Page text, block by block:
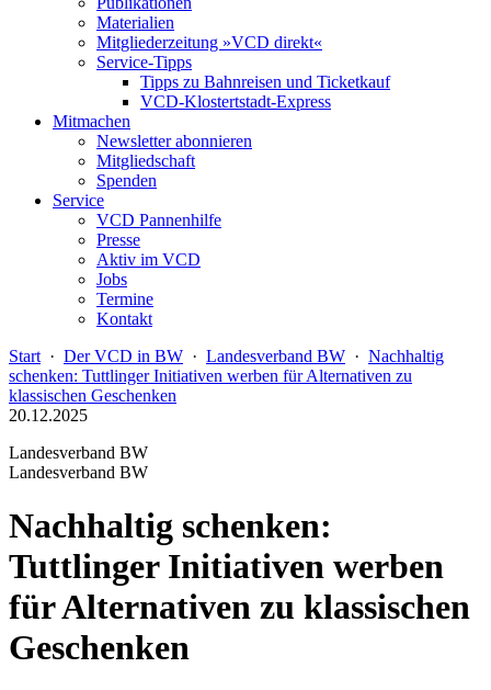
Materialien
Mitgliederzeitung »VCD direkt«
Service-Tipps
Tipps zu Bahnreisen und Ticketkauf
VCD-Klostertstadt-Express
Mitmachen
Newsletter abonnieren
Mitgliedschaft
Spenden
Service
VCD Pannenhilfe
Presse
Aktiv im VCD
Jobs
Termine
Kontakt
Start · Der VCD in BW · Landesverband BW · Nachhaltig
schenken: Tuttlinger Initiativen werben für Alternativen zu
klassischen Geschenken
20.12.2025
Landesverband BW
Landesverband BW
Nachhaltig schenken:
Tuttlinger Initiativen werben
für Alternativen zu klassischen
Geschenken